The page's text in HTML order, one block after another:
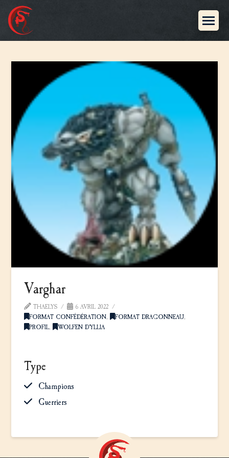
Varghar
THAELYS
6 AVRIL 2022
FORMAT CONFÉDÉRATION, FORMAT DRAGONNEAU,
PROFIL, WOLFEN D'YLLIA
Type
Champions
Guerriers